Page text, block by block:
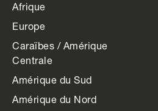
Afrique
Europe
Caraïbes / Amérique
Centrale
Amérique du Sud
Amérique du Nord